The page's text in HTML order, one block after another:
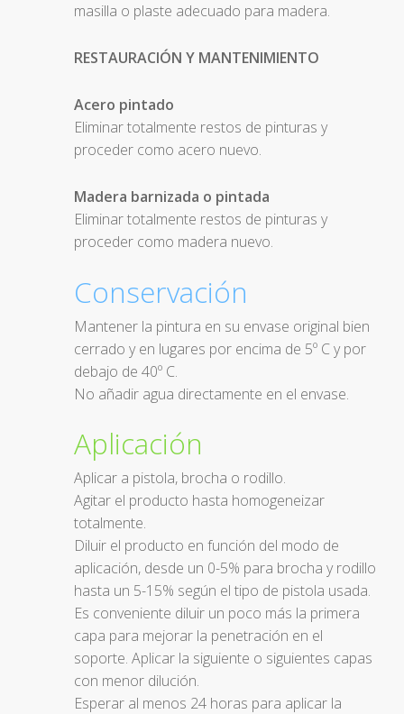
masilla o plaste adecuado para madera.
RESTAURACIÓN Y MANTENIMIENTO
Acero pintado
Eliminar totalmente restos de pinturas y
proceder como acero nuevo.
Madera barnizada o pintada
Eliminar totalmente restos de pinturas y
proceder como madera nuevo.
Conservación
Mantener la pintura en su envase original bien
cerrado y en lugares por encima de 5º C y por
debajo de 40º C.
No añadir agua directamente en el envase.
Aplicación
Aplicar a pistola, brocha o rodillo.
Agitar el producto hasta homogeneizar
totalmente.
Diluir el producto en función del modo de
aplicación, desde un 0-5% para brocha y rodillo
hasta un 5-15% según el tipo de pistola usada.
Es conveniente diluir un poco más la primera
capa para mejorar la penetración en el
soporte. Aplicar la siguiente o siguientes capas
con menor dilución.
Esperar al menos 24 horas para aplicar la